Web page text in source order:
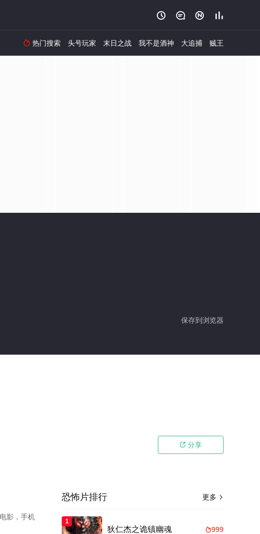
   
 热门搜索 头号玩家 末日之战 我不是酒神 大追捕 贼王
保存到浏览器
 分享
影，手机
更多 
恐怖片排行
1
999
狄仁杰之诡镇幽魂